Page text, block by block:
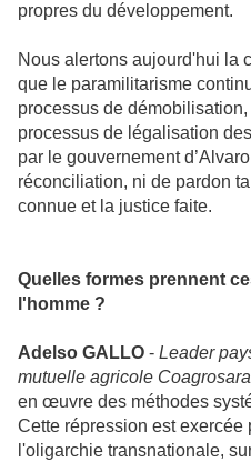
propres du développement.
Nous alertons aujourd'hui la
que le paramilitarisme
processus de
processus de légalisation
par le gouvernement
réconciliation, ni de pardon
connue et la justice faite.
Quelles formes prennent
l'homme ?
Adelso GALLO - Leader
mutuelle agricole
en œuvre des méthodes
Cette répression est exercée
l'oligarchie transnationale,